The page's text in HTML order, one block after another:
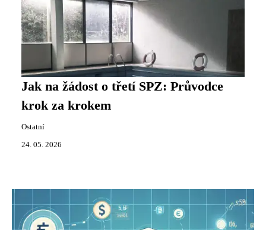
Jak na žádost o třetí SPZ: Průvodce
krok za krokem
Ostatní
24. 05. 2026